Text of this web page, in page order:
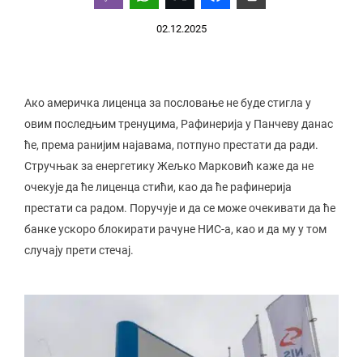
02.12.2025
Ако америчка лиценца за пословање не буде стигла у
овим последњим тренуцима, Рафинерија у Панчеву данас
ће, према ранијим најавама, потпуно престати да ради.
Стручњак за енергетику Жељко Марковић каже да не
очекује да ће лиценца стићи, као да ће рафинерија
престати са радом. Поручује и да се може очекивати да ће
банке ускоро блокирати рачуне НИС-а, као и да му у том
случају прети стечај.